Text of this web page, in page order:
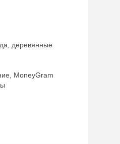
деревянные
MoneyGram